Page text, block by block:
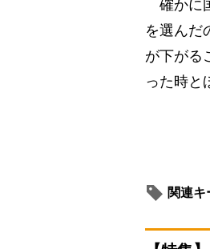
確かに
を選んだ
が下がる
った時と
関連キ